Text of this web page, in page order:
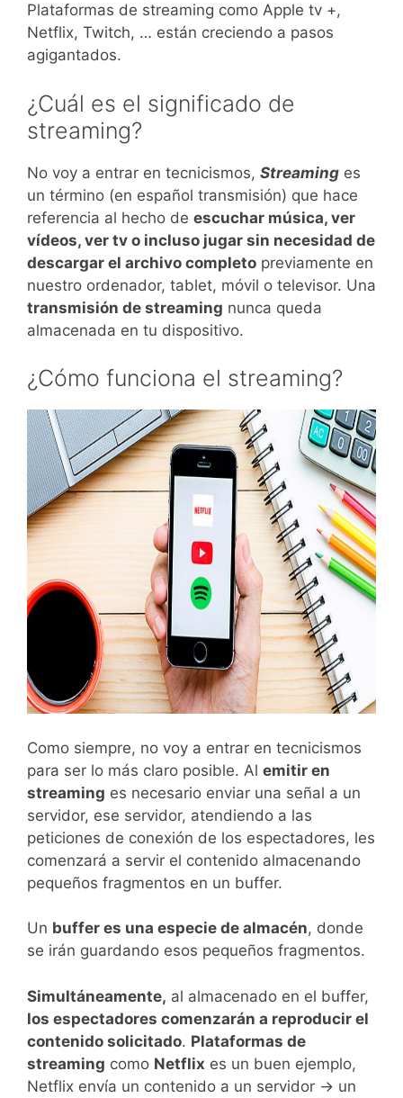
Plataformas de streaming como Apple tv +,
Netflix, Twitch, … están creciendo a pasos
agigantados.
¿Cuál es el significado de
streaming?
No voy a entrar en tecnicismos, Streaming es
un término (en español transmisión) que hace
referencia al hecho de escuchar música, ver
vídeos, ver tv o incluso jugar sin necesidad de
descargar el archivo completo previamente en
nuestro ordenador, tablet, móvil o televisor. Una
transmisión de streaming nunca queda
almacenada en tu dispositivo.
¿Cómo funciona el streaming?
Como siempre, no voy a entrar en tecnicismos
para ser lo más claro posible. Al emitir en
streaming es necesario enviar una señal a un
servidor, ese servidor, atendiendo a las
peticiones de conexión de los espectadores, les
comenzará a servir el contenido almacenando
pequeños fragmentos en un buffer.
Un buffer es una especie de almacén, donde
se irán guardando esos pequeños fragmentos.
Simultáneamente, al almacenado en el buffer,
los espectadores comenzarán a reproducir el
contenido solicitado. Plataformas de
streaming como Netflix es un buen ejemplo,
Netflix envía un contenido a un servidor -> un